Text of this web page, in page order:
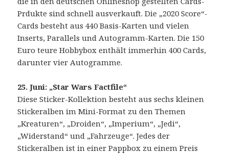
Prdukte sind schnell ausverkauft. Die „2020 Score“-
Cards besteht aus 440 Basis-Karten und vielen
Inserts, Parallels und Autogramm-Karten. Die 150
Euro teure Hobbybox enthält immerhin 400 Cards,
darunter vier Autogramme.
25. Juni: „Star Wars Factfile“
Diese Sticker-Kollektion besteht aus sechs kleinen
Stickeralben im Mini-Format zu den Themen
„Kreaturen“, „Droiden“, „Imperium“, „Jedi“,
„Widerstand“ und „Fahrzeuge“. Jedes der
Stickeralben ist in einer Pappbox zu einem Preis